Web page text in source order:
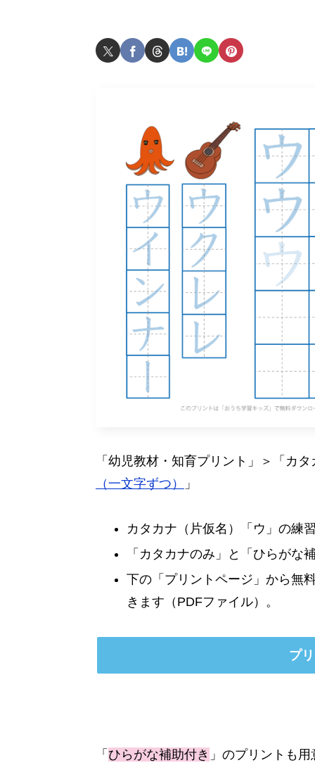
「幼児教材・知育プリント」＞「カ
（一文字ずつ）
」
カタカナ（片仮名）「ウ」の練
「カタカナのみ」と「ひらがな
下の「プリントページ」から無
きます（PDFファイル）。
プ
「 ひらがな補助付き 」のプリントも